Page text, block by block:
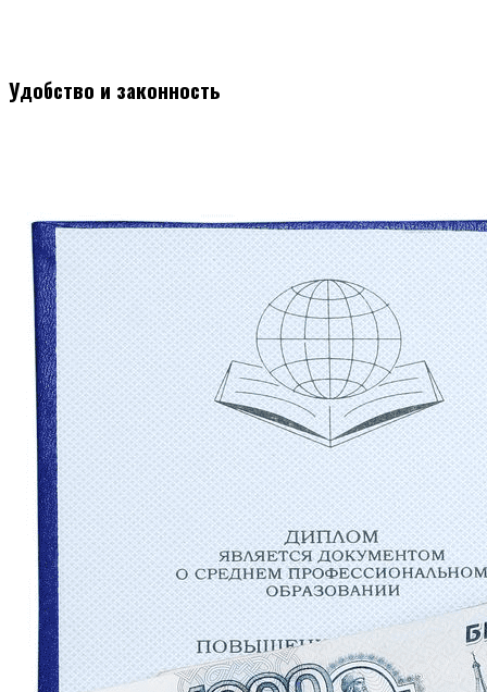
Удобство и законность